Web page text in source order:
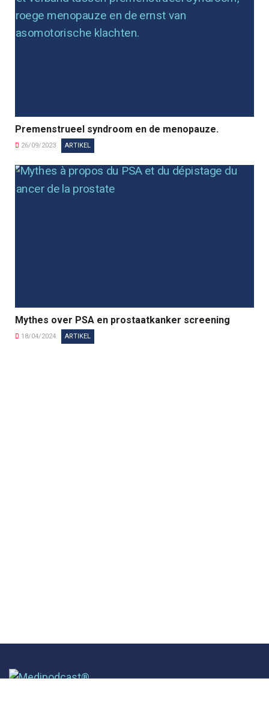
Premenstrueel syndroom en de menopauze.
26/09/2023 ARTIKEL
Mythes over PSA en prostaatkanker screening
18/04/2024 ARTIKEL